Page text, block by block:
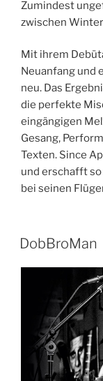
Zumindest
zwischen
Mit ihrem
Neuanfang und
neu. Das
die perfekte
eingängigen
Gesang,
Texten. Since
und erschafft
bei seinen
DobBroMan